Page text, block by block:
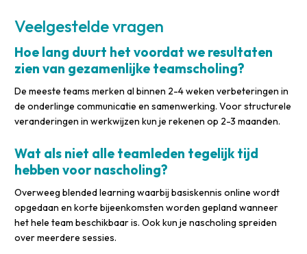
Veelgestelde vragen
Hoe lang duurt het voordat we resultaten
zien van gezamenlijke teamscholing?
De meeste teams merken al binnen 2-4 weken verbeteringen in
de onderlinge communicatie en samenwerking. Voor structurele
veranderingen in werkwijzen kun je rekenen op 2-3 maanden.
Wat als niet alle teamleden tegelijk tijd
hebben voor nascholing?
Overweeg blended learning waarbij basiskennis online wordt
opgedaan en korte bijeenkomsten worden gepland wanneer
het hele team beschikbaar is. Ook kun je nascholing spreiden
over meerdere sessies.